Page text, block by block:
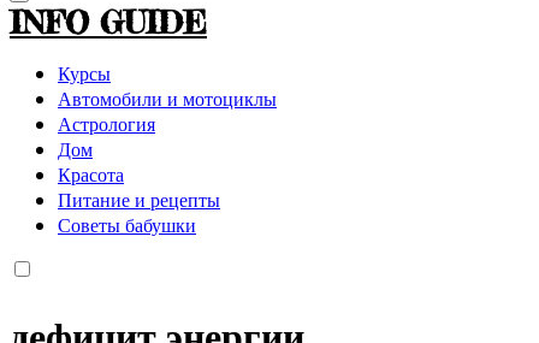
INFO GUIDE
Курсы
Автомобили и мотоциклы
Астрология
Дом
Красота
Питание и рецепты
Советы бабушки